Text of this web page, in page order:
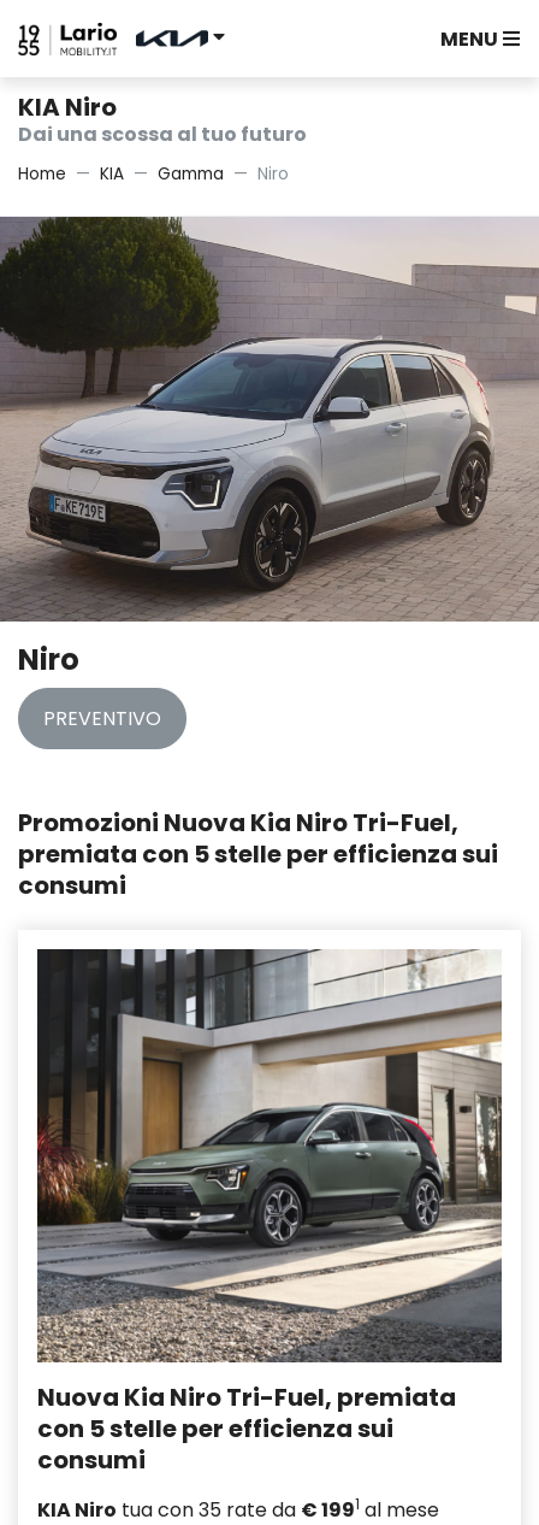
MENU
KIA Niro
Dai una scossa al tuo futuro
Home KIA Gamma Niro
Niro
PREVENTIVO
Promozioni Nuova Kia Niro Tri-Fuel,
premiata con 5 stelle per efficienza sui
consumi
Nuova Kia Niro Tri-Fuel, premiata
con 5 stelle per efficienza sui
consumi
KIA Niro tua con 35 rate da € 1991 al mese